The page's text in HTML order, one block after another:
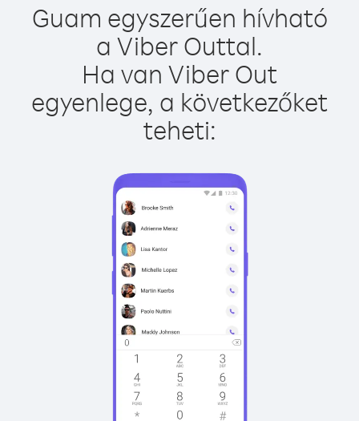
Guam egyszerűen hívható
a Viber Outtal.
Ha van Viber Out
egyenlege, a következőket
teheti: